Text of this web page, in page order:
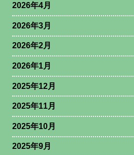
2026年4月
2026年3月
2026年2月
2026年1月
2025年12月
2025年11月
2025年10月
2025年9月